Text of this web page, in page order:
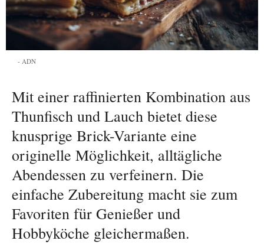
ADN
Mit einer raffinierten Kombination aus
Thunfisch und Lauch bietet diese
knusprige Brick-Variante eine
originelle Möglichkeit, alltägliche
Abendessen zu verfeinern. Die
einfache Zubereitung macht sie zum
Favoriten für Genießer und
Hobbyköche gleichermaßen.